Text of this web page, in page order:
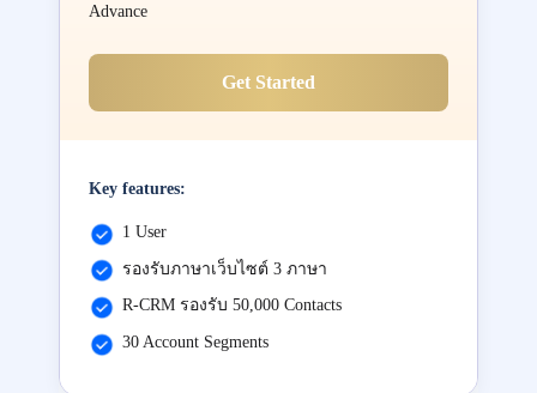
Advance
Get Started
Key features:
1 User
รองรับภาษาเว็บไซต์ 3 ภาษา
R-CRM รองรับ 50,000 Contacts
30 Account Segments